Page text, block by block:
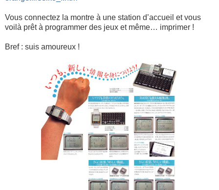
Vous connectez la montre à une station d’accueil et vous
voilà prêt à programmer des jeux et même… imprimer !
Bref : suis amoureux !